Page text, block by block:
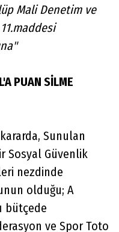
Mali Denetim ve
PUAN SİLME
Sunulan
Sosyal Güvenlik
nezdinde
olduğu; A
bütçede
ve Spor Toto